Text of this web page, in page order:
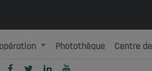
et Populaire
Photothèque Centre